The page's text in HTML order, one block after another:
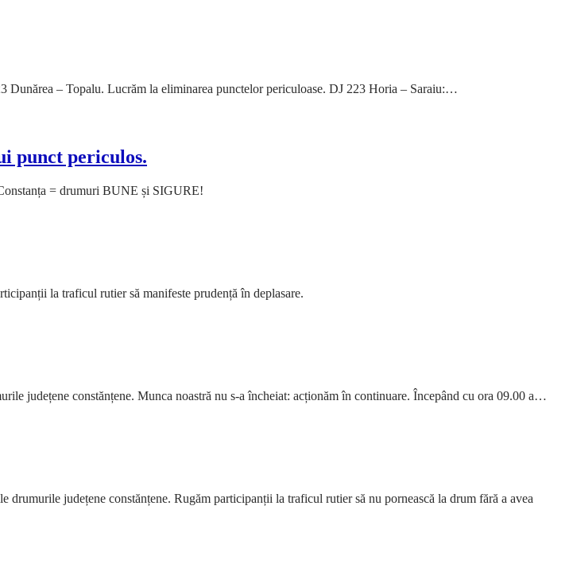
– Topalu. Lucrăm la eliminarea punctelor periculoase. DJ 223 Horia – Saraiu:…
punct periculos.
= drumuri BUNE și SIGURE!
la traficul rutier să manifeste prudență în deplasare.
județene constănțene. Munca noastră nu s-a încheiat: acționăm în continuare. Începând cu ora 09.00 a…
județene constănțene. Rugăm participanții la traficul rutier să nu pornească la drum fără a avea